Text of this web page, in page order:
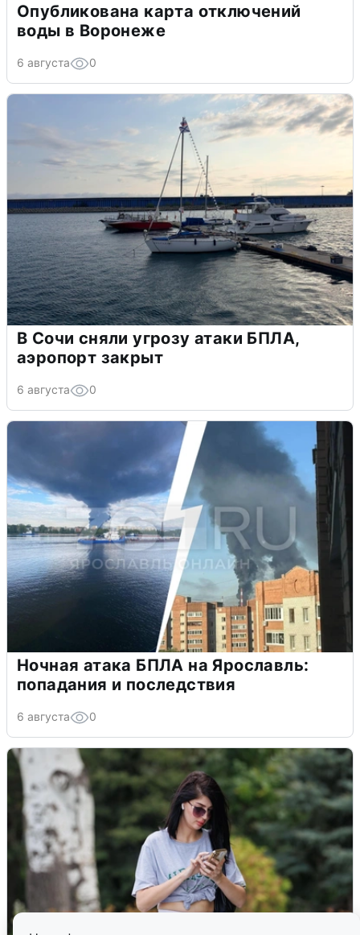
Опубликована карта отключений
воды в Воронеже
6 августа 0
В Сочи сняли угрозу атаки БПЛА,
аэропорт закрыт
6 августа 0
Ночная атака БПЛА на Ярославль:
попадания и последствия
6 августа 0